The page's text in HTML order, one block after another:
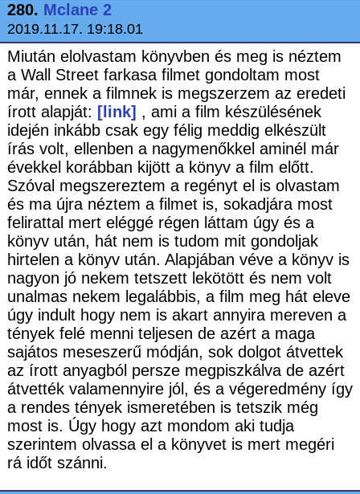
280. Mclane 2
2019.11.17. 19:18.01
Miután elolvastam könyvben és meg is néztem
a Wall Street farkasa filmet gondoltam most
már, ennek a filmnek is megszerzem az eredeti
írott alapját: [link] , ami a film készülésének
idején inkább csak egy félig meddig elkészült
írás volt, ellenben a nagymenőkkel aminél már
évekkel korábban kijött a könyv a film előtt.
Szóval megszereztem a regényt el is olvastam
és ma újra néztem a filmet is, sokadjára most
felirattal mert eléggé régen láttam úgy és a
könyv után, hát nem is tudom mit gondoljak
hirtelen a könyv után. Alapjában véve a könyv is
nagyon jó nekem tetszett lekötött és nem volt
unalmas nekem legalábbis, a film meg hát eleve
úgy indult hogy nem is akart annyira mereven a
tények felé menni teljesen de azért a maga
sajátos meseszerű módján, sok dolgot átvettek
az írott anyagból persze megpiszkálva de azért
átvették valamennyire jól, és a végeredmény így
a rendes tények ismeretében is tetszik még
most is. Úgy hogy azt mondom aki tudja
szerintem olvassa el a könyvet is mert megéri
rá időt szánni.